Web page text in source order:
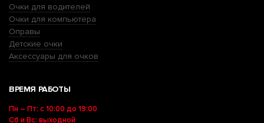
Очки для водителей
Очки для компьютера
Оправы
Детские очки
Аксессуары для очков
ВРЕМЯ РАБОТЫ
Пн – Пт: с 10:00 до 19:00
Сб и Вс: выходной